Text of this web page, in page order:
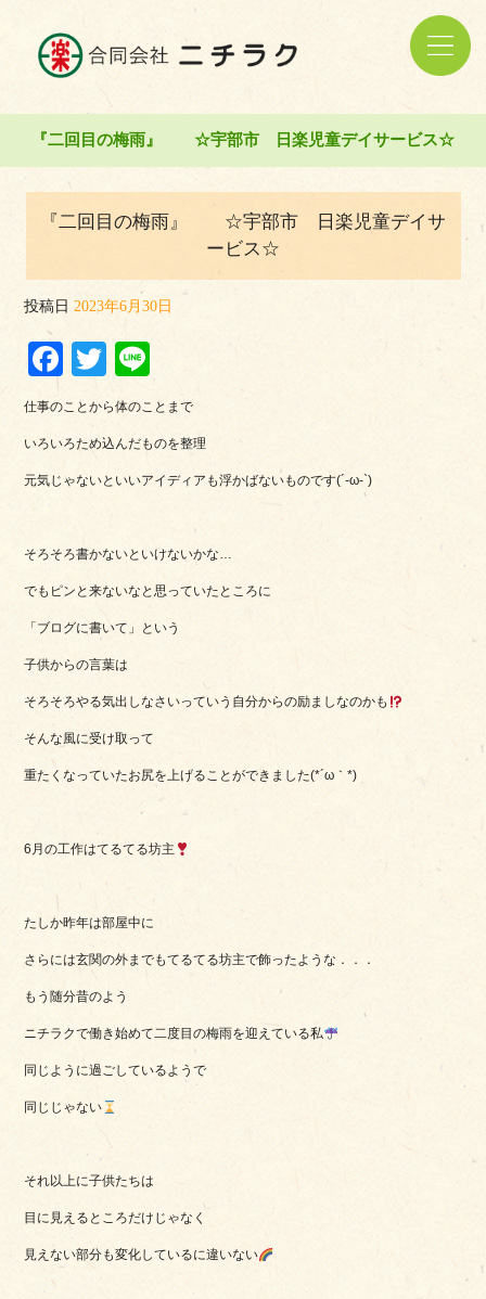
『二回目の梅雨』 ☆宇部市 日楽児童デイサービス☆
『二回目の梅雨』 ☆宇部市 日楽児童デイサ
ービス☆
投稿日 2023年6月30日
Facebook
Twitter
仕事のことから体のことまで
いろいろため込んだものを整理
元気じゃないといいアイディアも浮かばないものです(´-ω-`)
そろそろ書かないといけないかな…
でもピンと来ないなと思っていたところに
「ブログに書いて」という
子供からの言葉は
そろそろやる気出しなさいっていう自分からの励ましなのかも
そんな風に受け取って
重たくなっていたお尻を上げることができました(*´ω｀*)
6月の工作はてるてる坊主
たしか昨年は部屋中に
さらには玄関の外までもてるてる坊主で飾ったような．．．
もう随分昔のよう
ニチラクで働き始めて二度目の梅雨を迎えている私
同じように過ごしているようで
同じじゃない
それ以上に子供たちは
目に見えるところだけじゃなく
見えない部分も変化しているに違いない